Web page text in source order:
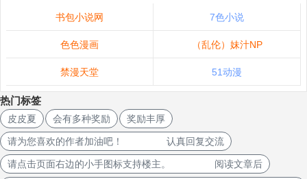
书包小说网 7色小说
色色漫画 （乱伦）妹汁NP
禁漫天堂 51动漫
热门标签
皮皮夏 会有多种奖励 奖励丰厚
请为您喜欢的作者加油吧！ 认真回复交流
请点击页面右边的小手图标支持楼主。 阅读文章后